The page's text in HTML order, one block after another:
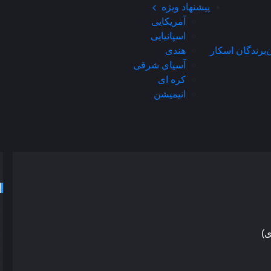
برندگان اسکار
پیشنهاد ویژه
آمریکایی
اسپانیایی
هندی
آسیای شرقی
کره ای
انیمیشن